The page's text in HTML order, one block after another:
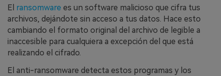
El ransomware es un software malicioso que cifra tus
archivos, dejándote sin acceso a tus datos. Hace esto
cambiando el formato original del archivo de legible a
inaccesible para cualquiera a excepción del que está
realizando el cifrado.
El anti-ransomware detecta estos programas y los